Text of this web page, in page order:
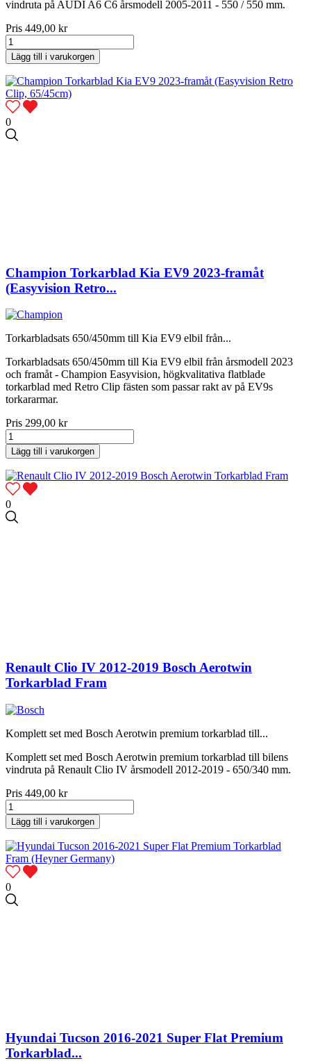
vindruta på AUDI A6 C6 årsmodell 2005-2011 - 550 / 550 mm.
Pris 449,00 kr
Lägg till i varukorgen
0
Champion Torkarblad Kia EV9 2023-framåt
(Easyvision Retro...
Torkarbladsats 650/450mm till Kia EV9 elbil från...
Torkarbladsats 650/450mm till Kia EV9 elbil från årsmodell 2023
och framåt - Champion Easyvision, högkvalitativa flatblade
torkarblad med Retro Clip fästen som passar rakt av på EV9s
torkararmar.
Pris 299,00 kr
Lägg till i varukorgen
0
Renault Clio IV 2012-2019 Bosch Aerotwin
Torkarblad Fram
Komplett set med Bosch Aerotwin premium torkarblad till...
Komplett set med Bosch Aerotwin premium torkarblad till bilens
vindruta på Renault Clio IV årsmodell 2012-2019 - 650/340 mm.
Pris 449,00 kr
Lägg till i varukorgen
0
Hyundai Tucson 2016-2021 Super Flat Premium
Torkarblad...